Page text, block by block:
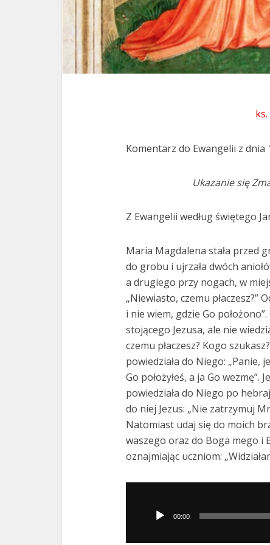
Komentarz do Ewangelii z dnia
Ukazanie się
Z Ewangelii według świętego
Maria Magdalena stała przed
do grobu i ujrzała dwóch
a drugiego przy nogach, w
„Niewiasto, czemu płaczesz?”
i nie wiem, gdzie Go
stojącego Jezusa, ale nie
czemu płaczesz? Kogo
powiedziała do Niego: „Panie,
Go położyłeś, a ja Go wezmę”.
powiedziała do Niego po
do niej Jezus: „Nie zatrzymuj
Natomiast udaj się do moich
waszego oraz do Boga mego i
oznajmiając uczniom:
dźwiękowych
00:00